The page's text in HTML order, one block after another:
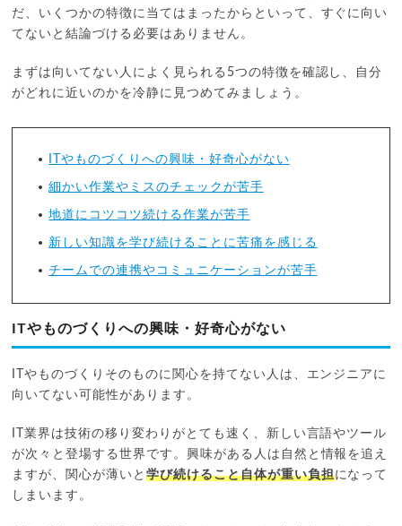
だ、いくつかの特徴に当てはまったからといって、すぐに向い
てないと結論づける必要はありません。
まずは向いてない人によく見られる5つの特徴を確認し、自分
がどれに近いのかを冷静に見つめてみましょう。
ITやものづくりへの興味・好奇心がない
細かい作業やミスのチェックが苦手
地道にコツコツ続ける作業が苦手
新しい知識を学び続けることに苦痛を感じる
チームでの連携やコミュニケーションが苦手
ITやものづくりへの興味・好奇心がない
ITやものづくりそのものに関心を持てない人は、エンジニアに
向いてない可能性があります。
IT業界は技術の移り変わりがとても速く、新しい言語やツール
が次々と登場する世界です。興味がある人は自然と情報を追え
ますが、関心が薄いと学び続けること自体が重い負担になって
しまいます。